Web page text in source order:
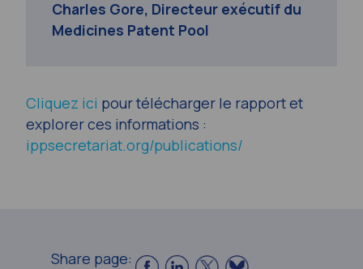
Charles Gore, Directeur exécutif du
Medicines Patent Pool
Cliquez ici pour télécharger le rapport et
explorer ces informations :
ippsecretariat.org/publications/
Share page: